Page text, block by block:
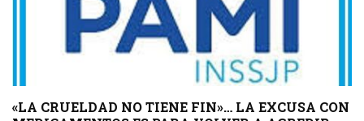
«LA CRUELDAD NO TIENE FIN»… LA EXCUSA CON